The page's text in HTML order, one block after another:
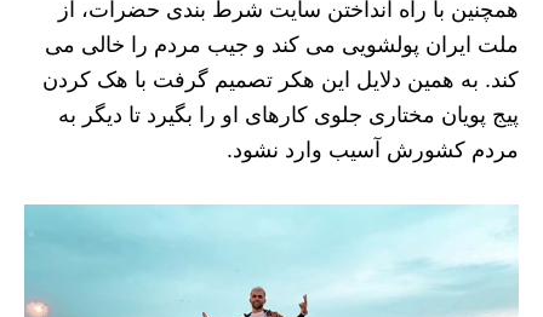
همچنین با راه انداختن سایت شرط بندی حضرات، از
ملت ایران پولشویی می کند و جیب مردم را خالی می
کند. به همین دلایل این هکر تصمیم گرفت با هک کردن
پیج پویان مختاری جلوی کارهای او را بگیرد تا دیگر به
مردم کشورش آسیب وارد نشود.